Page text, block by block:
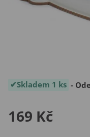
Skladem 1 ks -
169 Kč